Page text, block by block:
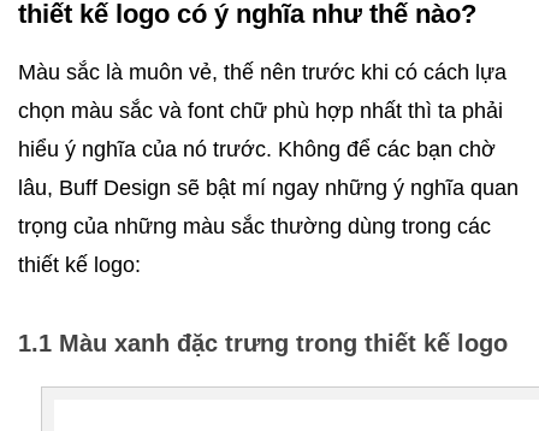
thiết kế logo có ý nghĩa như thế nào?
Màu sắc là muôn vẻ, thế nên trước khi có cách lựa
chọn màu sắc và font chữ phù hợp nhất thì ta phải
hiểu ý nghĩa của nó trước. Không để các bạn chờ
lâu, Buff Design sẽ bật mí ngay những ý nghĩa quan
trọng của những màu sắc thường dùng trong các
thiết kế logo:
1.1 Màu xanh đặc trưng trong thiết kế logo